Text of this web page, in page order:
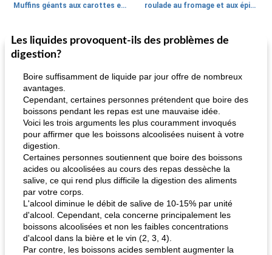
Muffins géants aux carottes et à la banane de Nif roulade au fromage et aux épinards
30min
Marques de confiance: recettes et
fiesta tostadas
Viande et volaille
le méga's jopp joes
Les liquides provoquent-ils des problèmes de
digestion?
Boire suffisamment de liquide par jour offre de nombreux
avantages.
Cependant, certaines personnes prétendent que boire des
boissons pendant les repas est une mauvaise idée.
Voici les trois arguments les plus couramment invoqués
pour affirmer que les boissons alcoolisées nuisent à votre
digestion.
Certaines personnes soutiennent que boire des boissons
acides ou alcoolisées au cours des repas dessèche la
salive, ce qui rend plus difficile la digestion des aliments
par votre corps.
L'alcool diminue le débit de salive de 10-15% par unité
d'alcool. Cependant, cela concerne principalement les
boissons alcoolisées et non les faibles concentrations
d'alcool dans la bière et le vin (2, 3, 4).
Par contre, les boissons acides semblent augmenter la